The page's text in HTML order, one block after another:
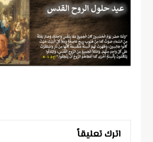
اترك تعليقاً